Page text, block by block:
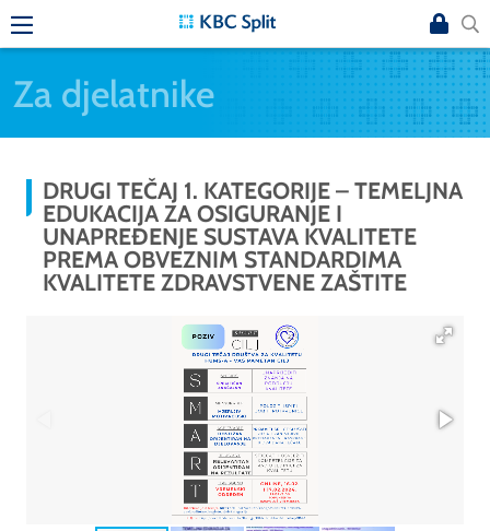
Za djelatnike
DRUGI TEČAJ 1. KATEGORIJE – TEMELJNA
EDUKACIJA ZA OSIGURANJE I
UNAPREĐENJE SUSTAVA KVALITETE
PREMA OBVEZNIM STANDARDIMA
KVALITETE ZDRAVSTVENE ZAŠTITE